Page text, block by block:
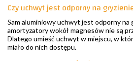
Czy uchwyt jest odporny na
Sam aluminiowy uchwyt jest odporny na
amortyzatory wokół magnesów nie są
Dlatego umieść uchwyt w miejscu, w
miało do nich dostępu.